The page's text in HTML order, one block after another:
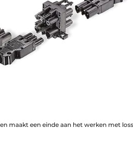
maakt een einde aan het werken met